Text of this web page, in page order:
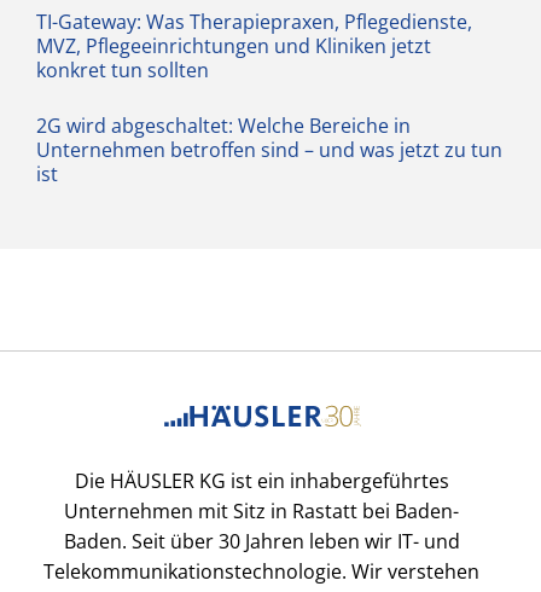
TI-Gateway: Was Therapiepraxen, Pflegedienste,
MVZ, Pflegeeinrichtungen und Kliniken jetzt
konkret tun sollten
2G wird abgeschaltet: Welche Bereiche in
Unternehmen betroffen sind – und was jetzt zu tun
ist
Die HÄUSLER KG ist ein inhabergeführtes
Unternehmen mit Sitz in Rastatt bei Baden-
Baden. Seit über 30 Jahren leben wir IT- und
Telekommunikationstechnologie. Wir verstehen